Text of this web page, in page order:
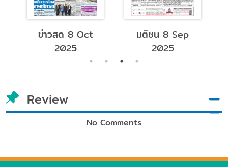
ข่าวสด 3 Sep
บ้านและสวน
November 2023
Review
No Comments